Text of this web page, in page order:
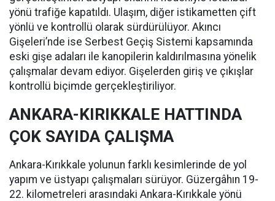
yönü trafiğe kapatıldı. Ulaşım, diğer istikametten çift
yönlü ve kontrollü olarak sürdürülüyor. Akıncı
Gişeleri’nde ise Serbest Geçiş Sistemi kapsamında
eski gişe adaları ile kanopilerin kaldırılmasına yönelik
çalışmalar devam ediyor. Gişelerden giriş ve çıkışlar
kontrollü biçimde gerçekleştiriliyor.
ANKARA-KIRIKKALE HATTINDA
ÇOK SAYIDA ÇALIŞMA
Ankara-Kırıkkale yolunun farklı kesimlerinde de yol
yapım ve üstyapı çalışmaları sürüyor. Güzergâhın 19-
22. kilometreleri arasındaki Ankara-Kırıkkale yönü